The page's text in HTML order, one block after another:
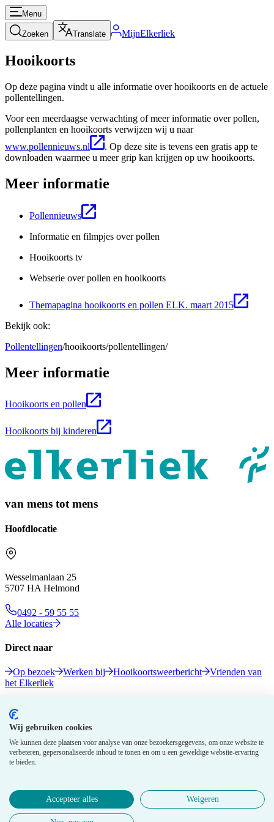
Wij gebruiken cookies
We kunnen deze plaatsen voor analyse van onze bezoekersgegevens, om onze website te
verbeteren, gepersonaliseerde inhoud te tonen en om u een geweldige website-ervaring
te bieden.
Accepteer alles Weigeren
Menu
Zoeken Translate MijnElkerliek
Hooikoorts
Op deze pagina vindt u alle informatie over hooikoorts en de actuele
pollentellingen.
Voor een meerdaagse verwachting of meer informatie over pollen,
pollenplanten en hooikoorts verwijzen wij u naar
www.pollennieuws.nl
. Op deze site is tevens een gratis app te
downloaden waarmee u meer grip kan krijgen op uw hooikoorts.
Meer informatie
Pollennieuws
Informatie en filmpjes over pollen
Hooikoorts tv
Webserie over pollen en hooikoorts
Themapagina hooikoorts en pollen ELK. maart 2015
Bekijk ook:
Pollentellingen/hooikoorts/pollentellingen/
Meer informatie
Hooikoorts en pollen
Hooikoorts bij kinderen
van mens tot mens
Hoofdlocatie
Wesselmanlaan 25
5707 HA Helmond
0492 - 59 55 55
Alle locaties
Direct naar
Op bezoek Werken bij Hooikoortsweerbericht
Vrienden van
het Elkerliek
Volg ons
© 2026 Elkerliek - Alle rechten voorbehouden